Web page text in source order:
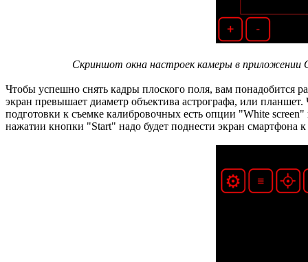
Скриншот окна настроек камеры в приложении
Чтобы успешно снять кадры плоского поля, вам понадобится
экран превышает диаметр объектива астрографа, или
подготовки к съемке калибровочных есть опции "White
нажатии кнопки "Start" надо будет поднести экран смартфона